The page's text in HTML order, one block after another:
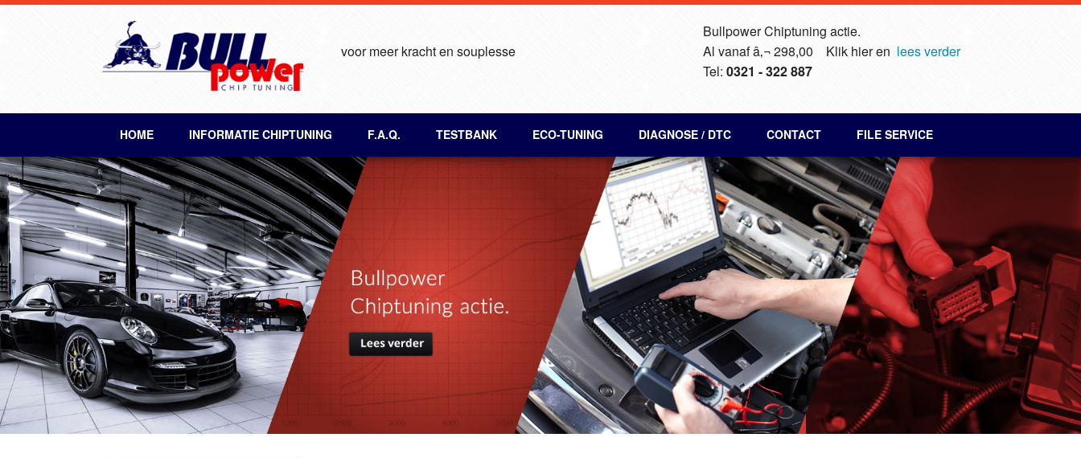
voor meer kracht en souplesse
Bullpower Chiptuning actie.
Al vanaf â‚¬ 298,00 Klik hier en lees verder
Tel: 0321 - 322 887
HOME INFORMATIE CHIPTUNING F.A.Q. TESTBANK ECO-TUNING DIAGNOSE / DTC CONTACT FILE SERVICE